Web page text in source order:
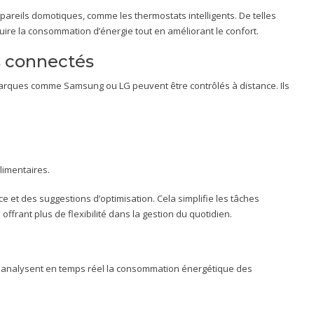
domotiques, comme les thermostats intelligents. De telles
la consommation d’énergie tout en améliorant le confort.
comme Samsung ou LG peuvent être contrôlés à distance. Ils
des suggestions d’optimisation. Cela simplifie les tâches
plus de flexibilité dans la gestion du quotidien.
en temps réel la consommation énergétique des